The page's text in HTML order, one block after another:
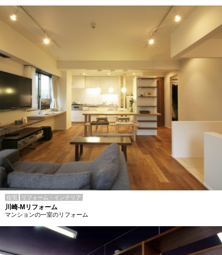
住宅 リフォーム・インテリア
川崎-Mリフォーム
マンションの一室のリフォーム